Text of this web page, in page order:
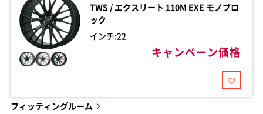
TWS / エクスリート 110M EXE モノブロ
ック
インチ:22
キャンペーン価格
フィッティングルーム